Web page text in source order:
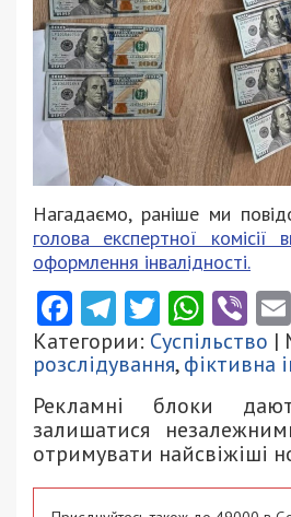
Нагадаємо, раніше ми
голова експертної комісії
оформлення інвалідності.
Facebook
Telegram
Twitter
Категории: Суспільство |
розслідування,фіктивна
Рекламні блоки
залишатися
отримувати найсвіжіші